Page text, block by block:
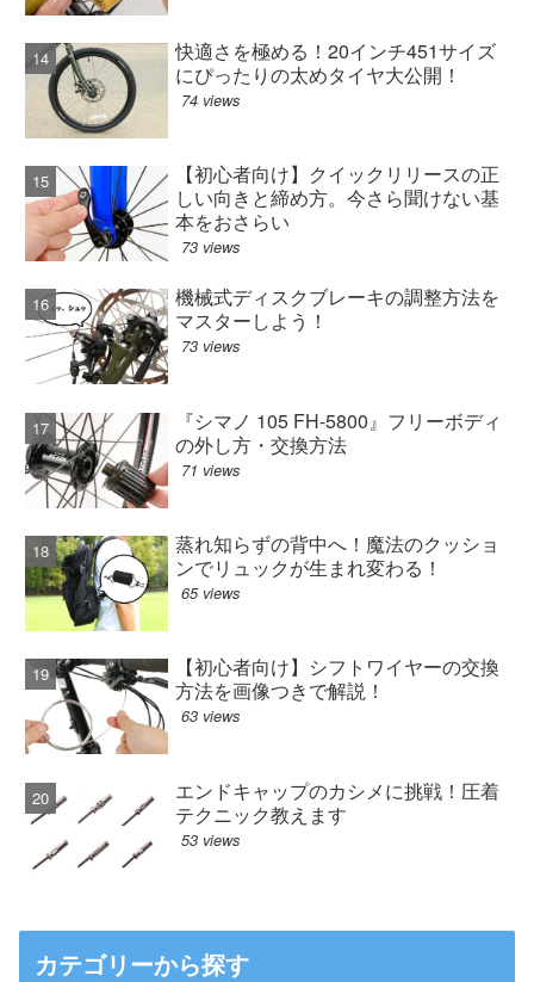
快適さを極める！20インチ451サイズ
にぴったりの太めタイヤ大公開！
74 views
【初心者向け】クイックリリースの正
しい向きと締め方。今さら聞けない基
本をおさらい
73 views
機械式ディスクブレーキの調整方法を
マスターしよう！
73 views
『シマノ 105 FH-5800』フリーボディ
の外し方・交換方法
71 views
蒸れ知らずの背中へ！魔法のクッショ
ンでリュックが生まれ変わる！
65 views
【初心者向け】シフトワイヤーの交換
方法を画像つきで解説！
63 views
エンドキャップのカシメに挑戦！圧着
テクニック教えます
53 views
カテゴリーから探す